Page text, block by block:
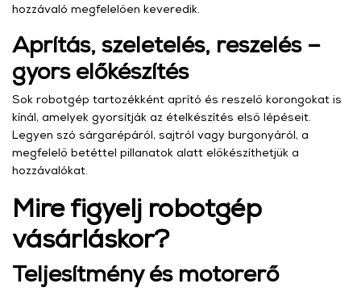
hozzávaló megfelelően keveredik.
Aprítás, szeletelés, reszelés –
gyors előkészítés
Sok robotgép tartozékként aprító és reszelő korongokat is
kínál, amelyek gyorsítják az ételkészítés első lépéseit.
Legyen szó sárgarépáról, sajtról vagy burgonyáról, a
megfelelő betéttel pillanatok alatt előkészíthetjük a
hozzávalókat.
Mire figyelj robotgép
vásárláskor?
Teljesítmény és motorerő